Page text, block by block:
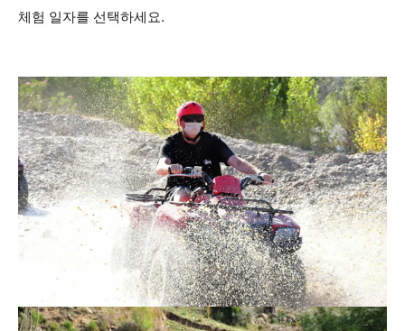
체험 일자를 선택하세요.